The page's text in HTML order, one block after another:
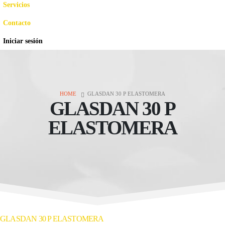
Servicios
Contacto
Iniciar sesión
HOME GLASDAN 30 P ELASTOMERA
GLASDAN 30 P
ELASTOMERA
GLASDAN 30 P ELASTOMERA